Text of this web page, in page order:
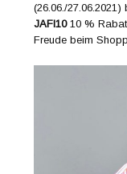
(26.06./
JAFI1010 %
Freude beim